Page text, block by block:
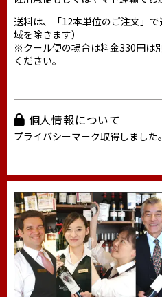
送料は、「12本単位のご注文」
域を除きます）
※クール便の場合は料金330円は
ください。
個人情報について
プライバシーマーク取得しました。